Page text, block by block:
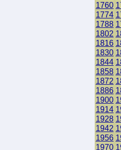
1760
1774
1788
1802
1816
1830
1844
1858
1872
1886
1900
1914
1928
1942
1956
1970